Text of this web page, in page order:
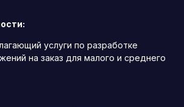
услуги по разработке
на заказ для малого и среднего